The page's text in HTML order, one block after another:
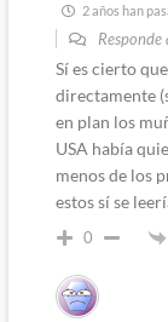
2 años han
Responde
Sí es cierto
directamente
en plan los
USA había
menos de los
estos sí se
0